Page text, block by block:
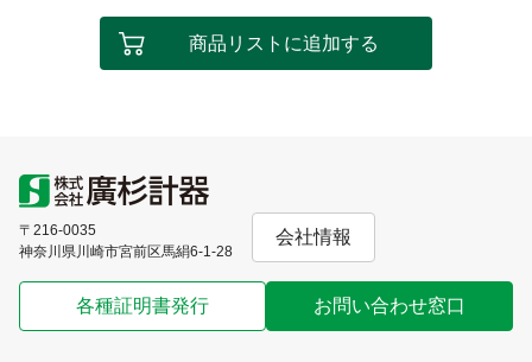
商品リストに追加する
〒216-0035
神奈川県川崎市宮前区馬絹6-1-28
会社情報
各種証明書発行 お問い合わせ窓口